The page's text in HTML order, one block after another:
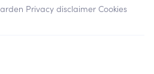
Privacy disclaimer Cookies